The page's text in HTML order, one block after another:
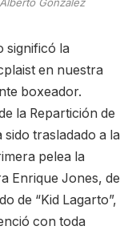
significó la
en nuestra
boxeador.
la Repartición de
trasladado a la
pelea la
Enrique Jones, de
de “Kid Lagarto”,
con toda